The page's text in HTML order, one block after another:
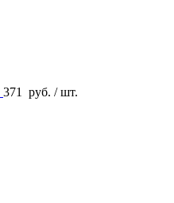
371 руб. / шт.